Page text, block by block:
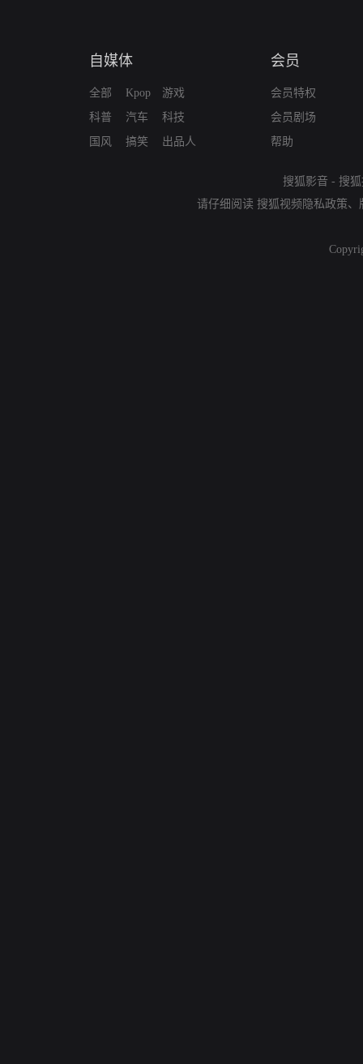
自媒体
全部
科普
国风
Kpop
汽车
搞笑
游戏
科技
出品人
会员
会员特权
会员剧场
帮助
搜狐影音 - 搜
请仔细阅读 搜狐视频隐私政策、